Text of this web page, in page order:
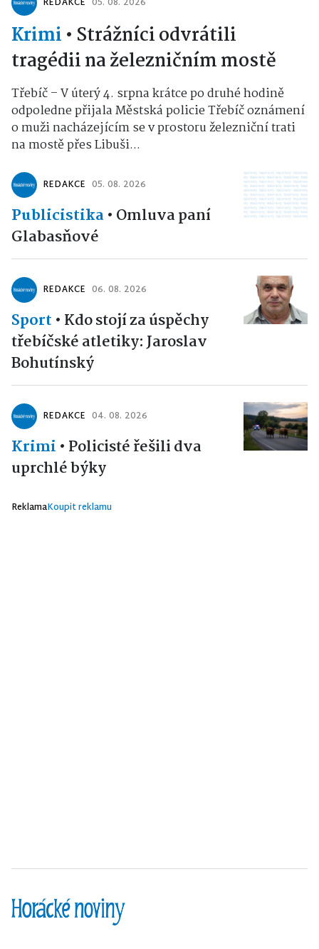
REDAKCE 05. 08. 2026
Krimi • Strážníci odvrátili
tragédii na železničním mostě
Třebíč – V úterý 4. srpna krátce po druhé hodině
odpoledne přijala Městská policie Třebíč oznámení
o muži nacházejícím se v prostoru železniční trati
na mostě přes Libuši...
REDAKCE 05. 08. 2026
Publicistika• Omluva paní
Glabasňové
REDAKCE 06. 08. 2026
Sport • Kdo stojí za úspěchy
třebíčské atletiky: Jaroslav
Bohutínský
REDAKCE 04. 08. 2026
Krimi • Policisté řešili dva
uprchlé býky
ReklamaKoupit reklamu